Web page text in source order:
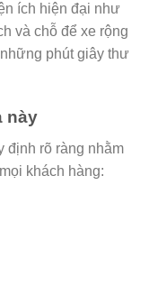
ích hiện đại như
và chỗ để xe rộng
phút giây thư
này
định rõ ràng nhằm
khách hàng: